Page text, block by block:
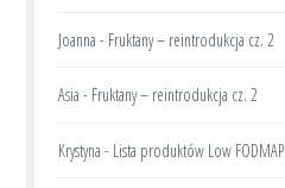
Joanna - Fruktany – reintrodukcja cz. 2
Asia - Fruktany – reintrodukcja cz. 2
Krystyna - Lista produktów Low FODMAP